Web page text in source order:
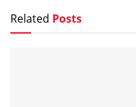
Related Posts